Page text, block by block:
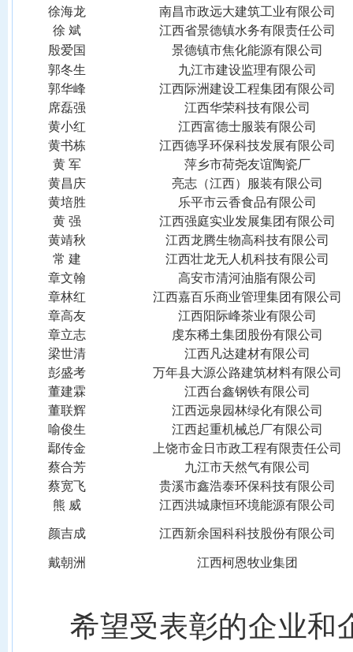
徐海龙
南昌市政远大建筑工业有限公司
徐 斌
江西省景德镇水务有限责任公司
殷爱国
景德镇市焦化能源有限公司
郭冬生
九江市建设监理有限公司
郭华峰
江西际洲建设工程集团有限公司
席磊强
江西华荣科技有限公司
黄小红
江西富德士服装有限公司
黄书栋
江西德孚环保科技发展有限公司
黄 军
萍乡市荷尧友谊陶瓷厂
黄昌庆
亮志（江西）服装有限公司
黄培胜
乐平市云香食品有限公司
黄 强
江西强庭实业发展集团有限公司
黄靖秋
江西龙腾生物高科技有限公司
常 建
江西壮龙无人机科技有限公司
章文翰
高安市清河油脂有限公司
章林红
江西嘉百乐商业管理集团有限公司
章高友
江西阳际峰茶业有限公司
章立志
虔东稀土集团股份有限公司
梁世清
江西凡达建材有限公司
彭盛考
万年县大源公路建筑材料有限公司
董建霖
江西台鑫钢铁有限公司
董联辉
江西远泉园林绿化有限公司
喻俊生
江西起重机械总厂有限公司
鄢传金
上饶市金日市政工程有限责任公司
蔡合芳
九江市天然气有限公司
蔡宽飞
贵溪市鑫浩泰环保科技有限公司
熊 威 江西洪城康恒环境能源有限公司
颜吉成 江西新余国科科技股份有限公司
戴朝洲 江西柯恩牧业集团
希望受表彰的企业和